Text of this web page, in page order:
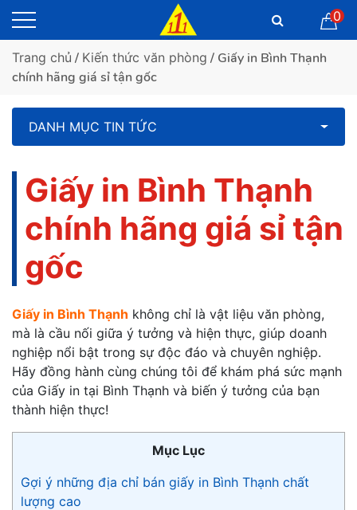
0
Trang chủ / Kiến thức văn phòng / Giấy in Bình Thạnh
chính hãng giá sỉ tận gốc
DANH MỤC TIN TỨC
Giấy in Bình Thạnh
chính hãng giá sỉ tận
gốc
Giấy in Bình Thạnh không chỉ là vật liệu văn phòng,
mà là cầu nối giữa ý tưởng và hiện thực, giúp doanh
nghiệp nổi bật trong sự độc đáo và chuyên nghiệp.
Hãy đồng hành cùng chúng tôi để khám phá sức mạnh
của Giấy in tại Bình Thạnh và biến ý tưởng của bạn
thành hiện thực!
Mục Lục
Gợi ý những địa chỉ bán giấy in Bình Thạnh chất
lượng cao